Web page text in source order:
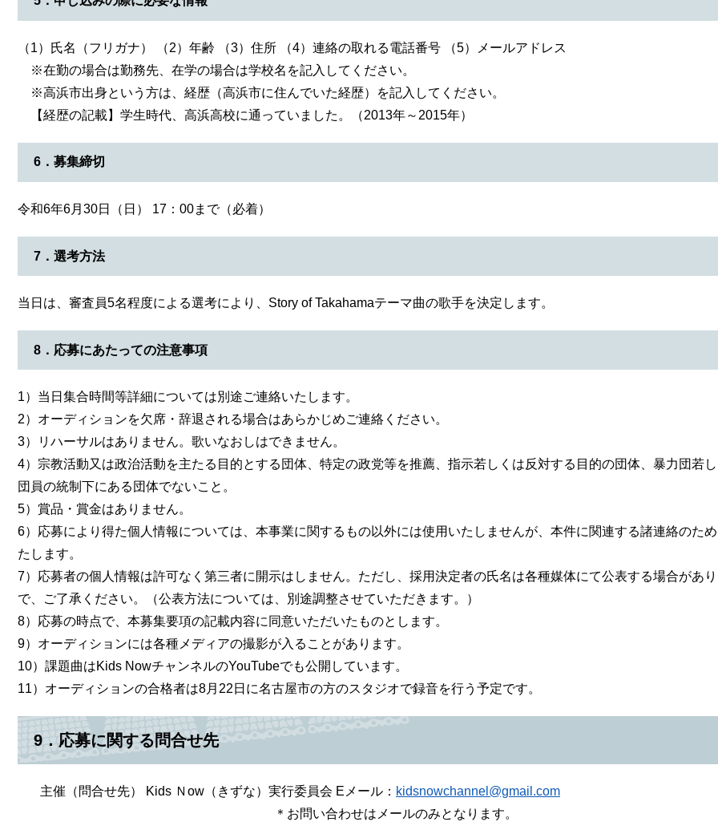
（1）氏名（フリガナ） （2）年齢 （3）住所 （4）連絡の取れる電話番号 （5）メールアドレス
※在勤の場合は勤務先、在学の場合は学校名を記入してください。
※高浜市出身という方は、経歴（高浜市に住んでいた経歴）を記入してください。
【経歴の記載】学生時代、高浜高校に通っていました。（2013年～2015年）
6．募集締切
令和6年6月30日（日） 17：00まで（必着）
7．選考方法
当日は、審査員5名程度による選考により、Story of Takahamaテーマ曲の歌手を決定します。​
8．応募にあたっての注意事項
1）当日集合時間等詳細については別途ご連絡いたします。
2）オーディションを欠席・辞退される場合はあらかじめご連絡ください。
3）リハーサルはありません。歌いなおしはできません。
4）宗教活動又は政治活動を主たる目的とする団体、特定の政党等を推薦、指示若しくは反対する目的の団体、暴力団若
団員の統制下にある団体でないこと。
5）賞品・賞金はありません。
6）応募により得た個人情報については、本事業に関するもの以外には使用いたしませんが、本件に関連する諸連絡のた
たします。
7）応募者の個人情報は許可なく第三者に開示はしません。ただし、採用決定者の氏名は各種媒体にて公表する場合があ
で、ご了承ください。（公表方法については、別途調整させていただきます。）
8）応募の時点で、本募集要項の記載内容に同意いただいたものとします。
9）オーディションには各種メディアの撮影が入ることがあります。
10）課題曲はKids NowチャンネルのYouTubeでも公開しています。
11）オーディションの合格者は8月22日に名古屋市の方のスタジオで録音を行う予定です。
​9．応募に関する問合せ先
主催（問合せ先） Kids Ｎow（きずな）実行委員会 Eメール： kidsnowchannel@gmail.com
＊お問い合わせはメールのみとなります。​